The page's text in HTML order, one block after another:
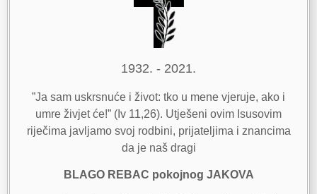
1932. - 2021.
”Ja sam uskrsnuće i život: tko u mene vjeruje, ako i
umre živjet će!” (Iv 11,26). Utješeni ovim Isusovim
riječima javljamo svoj rodbini, prijateljima i znancima
da je naš dragi
BLAGO REBAC pokojnog JAKOVA